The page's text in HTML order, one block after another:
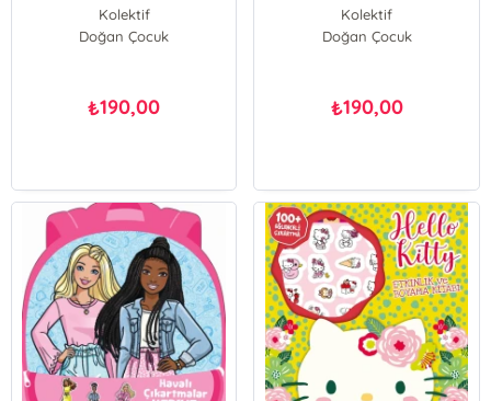
Kolektif
Doğan Çocuk
₺190,00
Kolektif
Doğan Çocuk
₺190,00